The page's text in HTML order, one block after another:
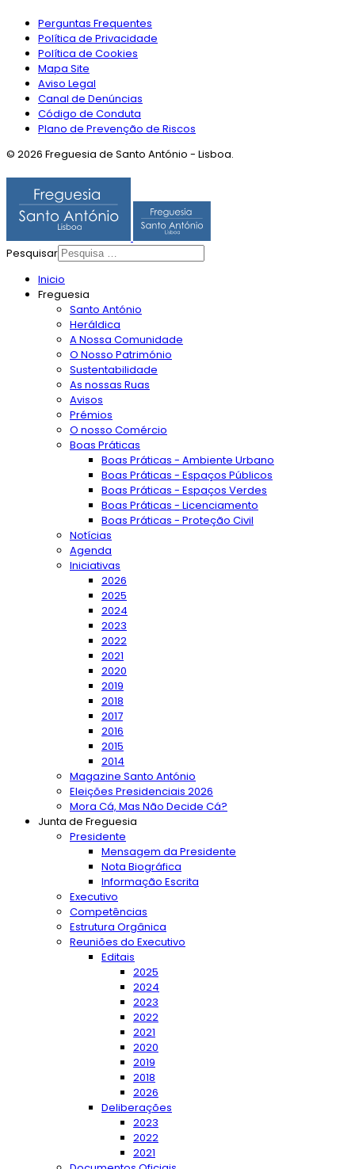
Perguntas Frequentes
Política de Privacidade
Política de Cookies
Mapa Site
Aviso Legal
Canal de Denúncias
Código de Conduta
Plano de Prevenção de Riscos
© 2026 Freguesia de Santo António - Lisboa.
Pesquisar
Inicio
Freguesia
Santo António
Heráldica
A Nossa Comunidade
O Nosso Património
Sustentabilidade
As nossas Ruas
Avisos
Prémios
O nosso Comércio
Boas Práticas
Boas Práticas - Ambiente Urbano
Boas Práticas - Espaços Públicos
Boas Práticas - Espaços Verdes
Boas Práticas - Licenciamento
Boas Práticas - Proteção Civil
Notícias
Agenda
Iniciativas
2026
2025
2024
2023
2022
2021
2020
2019
2018
2017
2016
2015
2014
Magazine Santo António
Eleições Presidenciais 2026
Mora Cá, Mas Não Decide Cá?
Junta de Freguesia
Presidente
Mensagem da Presidente
Nota Biográfica
Informação Escrita
Executivo
Competências
Estrutura Orgânica
Reuniões do Executivo
Editais
2025
2024
2023
2022
2021
2020
2019
2018
2026
Deliberações
2023
2022
2021